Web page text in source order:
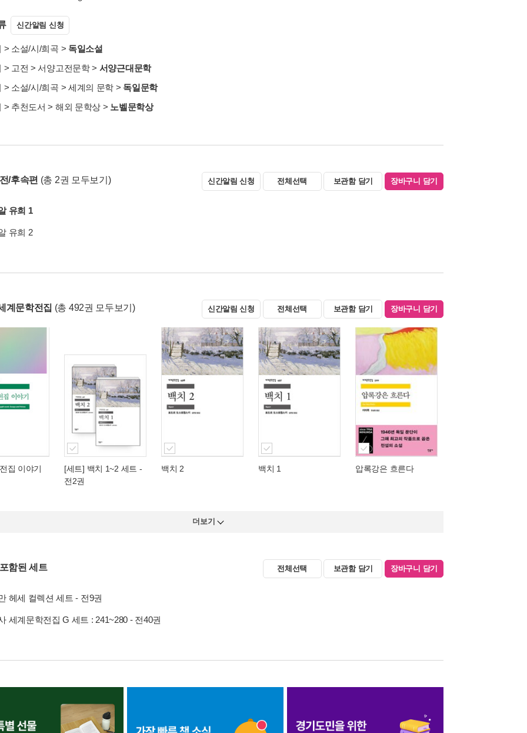
신간알림 신청
> 소설/시/희곡 > 독일소설
> 고전 >서양고전문학> 서양근대문학
> 소설/시/희곡 > 세계의 문학 > 독일문학
> 추천도서 > 해외 문학상 > 노벨문학상
/후속편 (총 2권 모두보기) 신간알림 신청 전체선택 보관함 담기 장바구니 담기
유희 1
유희 2
계문학전집 (총 492권 모두보기) 신간알림 신청 전체선택 보관함 담기 장바구니 담기
집 이야기
[세트] 백치 1~2 세트 -
전2권
백치 2 백치 1 압록강은 흐른다
더보기
함된 세트 전체선택 보관함 담기 장바구니 담기
헤세 컬렉션 세트 - 전9권
세계문학전집 G 세트 : 241~280 - 전40권